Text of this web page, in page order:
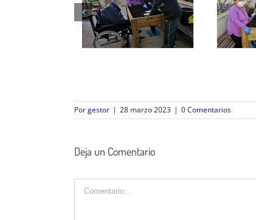
Porgestor | 28 marzo 2023 | 0 Comentarios
Deja un Comentario